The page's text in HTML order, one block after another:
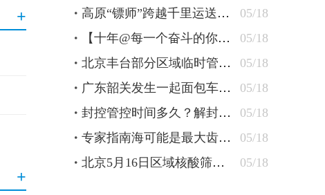
+
+
05/18
高原“镖师”跨越千里运送钢轨
05/18
【十年@每一个奋斗的你】蒙古族刺绣匠人：指尖飞花 “绣”出农牧民美好新生活
05/18
北京丰台部分区域临时管控 原则上“足不出户”杜绝聚集
05/18
广东韶关发生一起面包车坠水事件 车上10人全部遇难
05/18
封控管控时间多久？解封条件有哪些？北京疾控详解
05/18
专家指南海可能是最大齿鲸抹香鲸重要繁育场
05/18
北京5月16日区域核酸筛查检出5管混采阳性